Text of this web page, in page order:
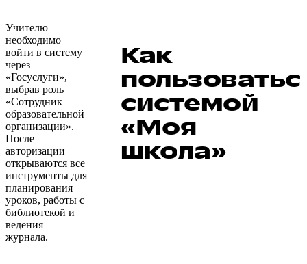
Учителю
необходимо
войти в систему
через
«Госуслуги»,
выбрав роль
«Сотрудник
образовательной
организации».
После
авторизации
открываются все
инструменты для
планирования
уроков, работы с
библиотекой и
ведения
журнала.
Как
системой
«Моя
школа»